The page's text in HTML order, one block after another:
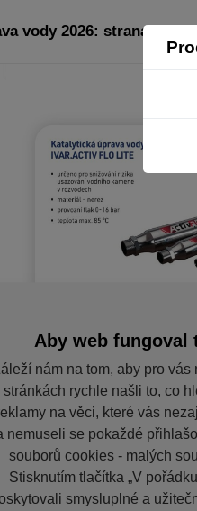
vody 2026: strana 5
Aby web fungoval
nám na tom, aby pro
stránkách rychle našli to, co
na věci, které vás
nemuseli se pokaždé
souborů cookies - malých
Stisknutím tlačítka „V
smysluplné a